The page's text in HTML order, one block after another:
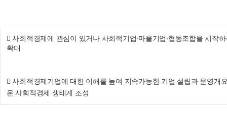
사회적경제에 관심이 있거나 사회적기업‧마을기업‧협동조합을 시작
확대
사회적경제기업에 대한 이해를 높여 지속가능한 기업 설립과 운영개
운사회적경제 생태계 조성